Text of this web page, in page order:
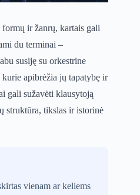
ir žanrų, kartais gali
du terminai –
susiję su orkestrine
apibrėžia jų tapatybę ir
gali sužavėti klausytoją
struktūra, tikslas ir istorinė
vienam ar keliems